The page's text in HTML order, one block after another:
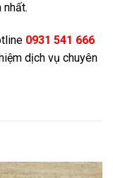
nhất.
0931 541 666
dịch vụ chuyên